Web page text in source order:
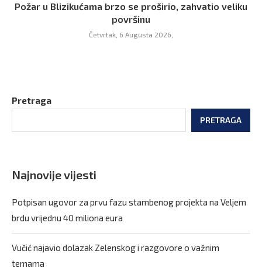
Požar u Blizikućama brzo se proširio, zahvatio veliku
površinu
Četvrtak, 6 Augusta 2026,
Pretraga
PRETRAGA
Najnovije vijesti
Potpisan ugovor za prvu fazu stambenog projekta na Veljem
brdu vrijednu 40 miliona eura
Vučić najavio dolazak Zelenskog i razgovore o važnim
temama